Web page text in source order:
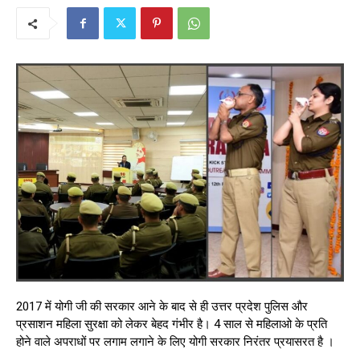
2017 में योगी जी की सरकार आने के बाद से ही उत्तर प्रदेश पुलिस और
प्रसाशन महिला सुरक्षा को लेकर बेहद गंभीर है। 4 साल से महिलाओ के प्रति
होने वाले अपराधों पर लगाम लगाने के लिए योगी सरकार निरंतर प्रयासरत है ।